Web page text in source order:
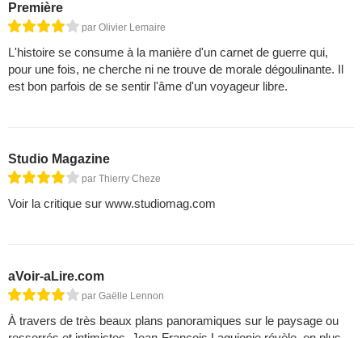
Première
par Olivier Lemaire
L'histoire se consume à la manière d'un carnet de guerre qui,
pour une fois, ne cherche ni ne trouve de morale dégoulinante. Il
est bon parfois de se sentir l'âme d'un voyageur libre.
Studio Magazine
par Thierry Cheze
Voir la critique sur www.studiomag.com
aVoir-aLire.com
par Gaëlle Lennon
À travers de très beaux plans panoramiques sur le paysage ou